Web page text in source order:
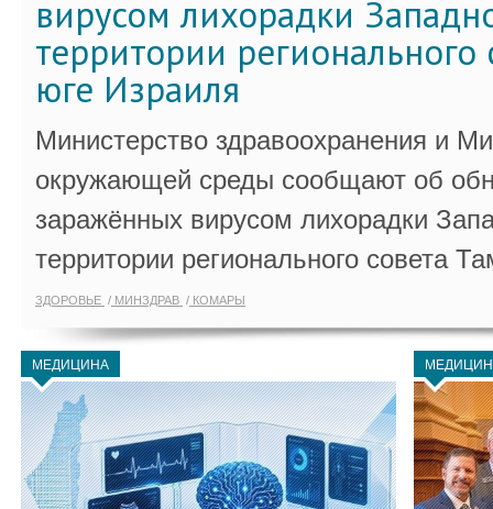
вирусом лихорадки
территории регионального
юге Израиля
Министерство здравоохранения и
окружающей среды сообщают об
заражённых вирусом лихорадки
территории регионального совета
ЗДОРОВЬЕ МИНЗДРАВ КОМАРЫ
МЕДИЦИНА